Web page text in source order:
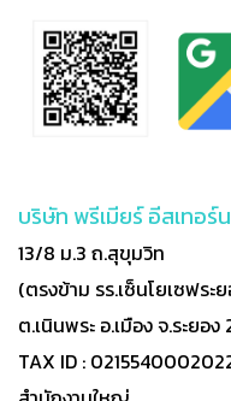
บริษัท พรีเมียร์ อีสเทอ
13/8 ม.3 ถ.สุขุมวิท
(ตรงข้าม รร.เซ็นโยเซฟระ
ต.เนินพระ อ.เมือง จ.ระยอ
TAX ID :